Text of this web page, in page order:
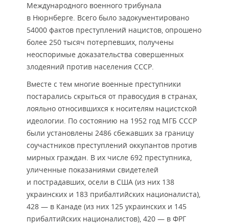
Международного военного трибунала
в Нюрнберге. Всего было задокументировано
54000 фактов преступлений нацистов, опрошено
более 250 тысяч потерпевших, получены
неоспоримые доказательства совершенных
злодеяний против населения СССР.
Вместе с тем многие военные преступники
постарались скрыться от правосудия в странах,
лояльно относившихся к носителям нацистской
идеологии. По состоянию на 1952 год МГБ СССР
были установлены 2486 сбежавших за границу
соучастников преступлений оккупантов против
мирных граждан. В их числе 692 преступника,
уличенные показаниями свидетелей
и пострадавших, осели в США (из них 138
украинских и 183 прибалтийских националиста),
428 — в Канаде (из них 125 украинских и 145
прибалтийских националистов), 420 — в ФРГ